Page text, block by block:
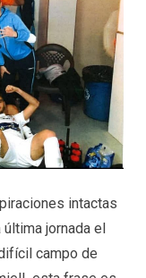
intactas
jornada el
campo de